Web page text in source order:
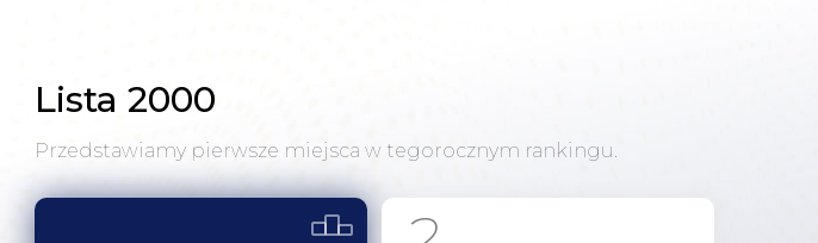
Lista 2000
Przedstawiamy pierwsze miejsca w tegorocznym rankingu.